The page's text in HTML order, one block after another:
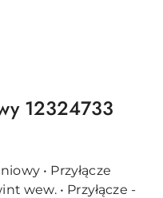
12324733
• Przyłącze
wew. • Przyłącze -